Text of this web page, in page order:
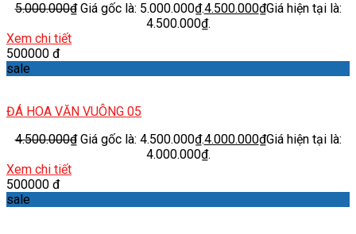
5.000.000₫ Giá gốc là: 5.000.000₫.4.500.000₫Giá hiện tại là:
4.500.000₫.
Xem chi tiết
500000 đ
sale
ĐÁ HOA VĂN VUÔNG 05
4.500.000₫ Giá gốc là: 4.500.000₫.4.000.000₫Giá hiện tại là:
4.000.000₫.
Xem chi tiết
500000 đ
sale